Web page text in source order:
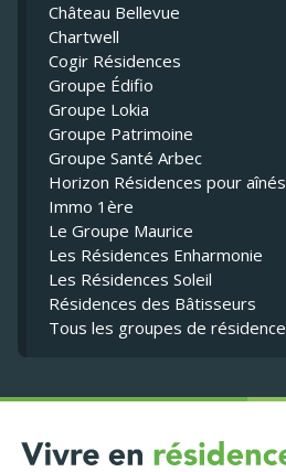
Château Bellevue
Chartwell
Cogir Résidences
Groupe Édifio
Groupe Lokia
Groupe Patrimoine
Groupe Santé Arbec
Horizon Résidences pour aînés
Immo 1ère
Le Groupe Maurice
Les Résidences Enharmonie
Les Résidences Soleil
Résidences des Bâtisseurs
Tous les groupes de résidence